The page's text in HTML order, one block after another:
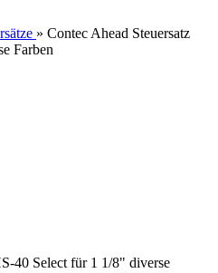
» Contec Ahead Steuersatz
Farben